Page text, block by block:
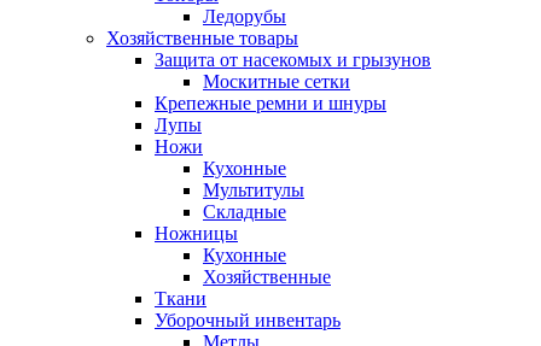
Ледорубы
Хозяйственные товары
Защита от насекомых и грызунов
Москитные сетки
Крепежные ремни и шнуры
Лупы
Ножи
Кухонные
Мультитулы
Складные
Ножницы
Кухонные
Хозяйственные
Ткани
Уборочный инвентарь
Метлы